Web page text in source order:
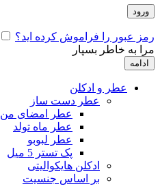
ورود
رمز عبور را فراموش کرده اید؟
مرا به خاطر بسپار
ادامه
عطر و ادکلن
عطر دست ساز
عطر امضای من
عطر ماه تولد
عطر لبوبو
پک تستر 5 میل
ادکلن هایکوالیتی
بر اساس جنسیت